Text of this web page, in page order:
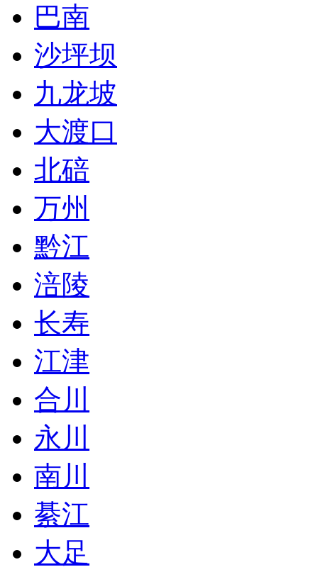
巴南
沙坪坝
九龙坡
大渡口
北碚
万州
黔江
涪陵
长寿
江津
合川
永川
南川
綦江
大足